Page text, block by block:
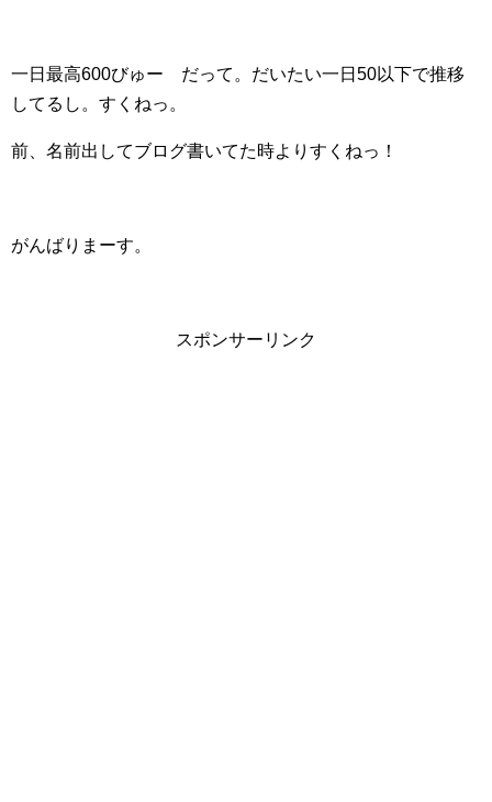
一日最高600びゅー だって。だいたい一日50以下で推移
してるし。すくねっ。
前、名前出してブログ書いてた時よりすくねっ！
がんばりまーす。
スポンサーリンク